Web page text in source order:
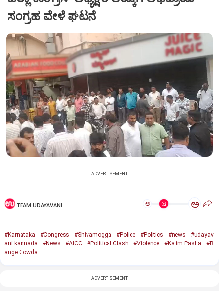
ಸಂಗ್ರಹ ವೇಳೆ ಘಟನೆ
ADVERTISEMENT
TEAM UDAYAVANI ಅ ಅ
#Karnataka #Congress #Shivamogga #Police #Politics #news
#udayav
ani kannada
#News #AICC #Political Clash #Violence #Kalim Pasha
#R
ange Gowda
ADVERTISEMENT